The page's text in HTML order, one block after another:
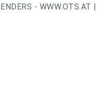
- WWW.OTS.AT |